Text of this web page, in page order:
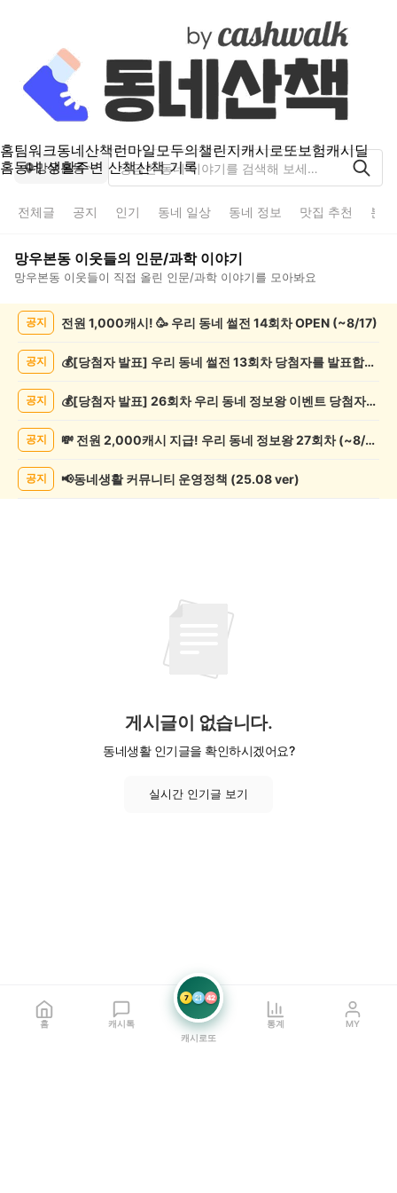
홈팀워크동네산책런마일모두의챌린지캐시로또보험캐시딜
홈동네 생활주변 산책산책 기록
망우본동
전체글 공지 인기 동네 일상 동네 정보 맛집 추천 분
망우본동 이웃들의 인문/과학이야기
망우본동 이웃들이 직접 올린 인문/과학 이야기를 모아봐요
문/
목
공지 전원 1,000캐시! 🥳 우리 동네 썰전 14회차 OPEN (~8/17)
공지 💰[당첨자 발표] 우리 동네 썰전 13회차 당첨자를 발표합니다!
공지 💰[당첨자 발표] 26회차 우리 동네 정보왕 이벤트 당첨자를 발표합니다!
공지 💸 전원 2,000캐시 지급! 우리 동네 정보왕 27회차 (~8/10)
공지 📢동네생활 커뮤니티 운영정책 (25.08 ver)
게시글이 없습니다.
동네생활 인기글을 확인하시겠어요?
실시간 인기글 보기
홈 캐시톡
7 21 42
캐시로또
통계 MY